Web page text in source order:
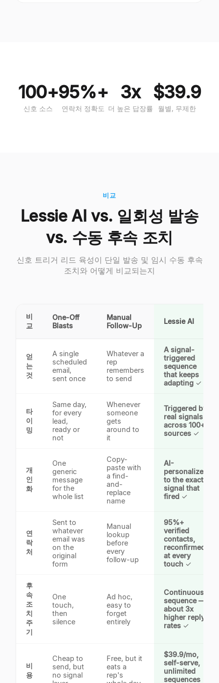
100+
신호 소스
95%+
연락처 정확도
3x
더 높은 답장률
$39.9
월별, 무제한
비교
Lessie AI vs. 일회성 발송
vs. 수동 후속 조치
신호 트리거 리드 육성이 단일 발송 및 임시 수동 후속
조치와 어떻게 비교되는지
비
교
One-Off
Blasts
Manual
Follow-Up
Lessie AI
얻
는
것
A single
scheduled
email,
sent once
Whatever a
rep
remembers
to send
A signal-
triggered
sequence
that keeps
adapting ✓
타
이
밍
Same day,
for every
lead,
ready or
not
Whenever
someone
gets
around to
it
Triggered by
real signals
across 100+
sources ✓
개
인
화
One
generic
message
for the
whole list
Copy-
paste with
a find-
and-
replace
name
AI-
personalized
to the exact
signal that
fired ✓
연
락
처
Sent to
whatever
email was
on the
original
form
Manual
lookup
before
every
follow-up
95%+
verified
contacts,
reconfirmed
at every
touch ✓
후
속
조
치
주
기
One
touch,
then
silence
Ad hoc,
easy to
forget
entirely
Continuous
sequence —
about 3x
higher reply
rates ✓
비
용
Cheap to
send, but
no signal
Free, but it
eats a
rep's
$39.9/mo,
self-serve,
unlimited
sequences